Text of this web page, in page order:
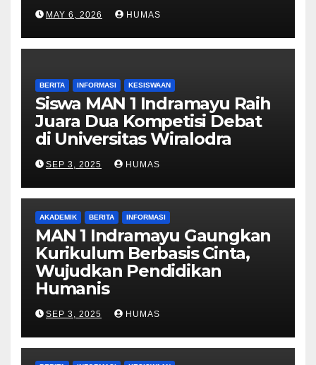
MAY 6, 2026 HUMAS
BERITA INFORMASI KESISWAAN
Siswa MAN 1 Indramayu Raih
Juara Dua Kompetisi Debat
di Universitas Wiralodra
SEP 3, 2025 HUMAS
AKADEMIK BERITA INFORMASI
MAN 1 Indramayu Gaungkan
Kurikulum Berbasis Cinta,
Wujudkan Pendidikan
Humanis
SEP 3, 2025 HUMAS